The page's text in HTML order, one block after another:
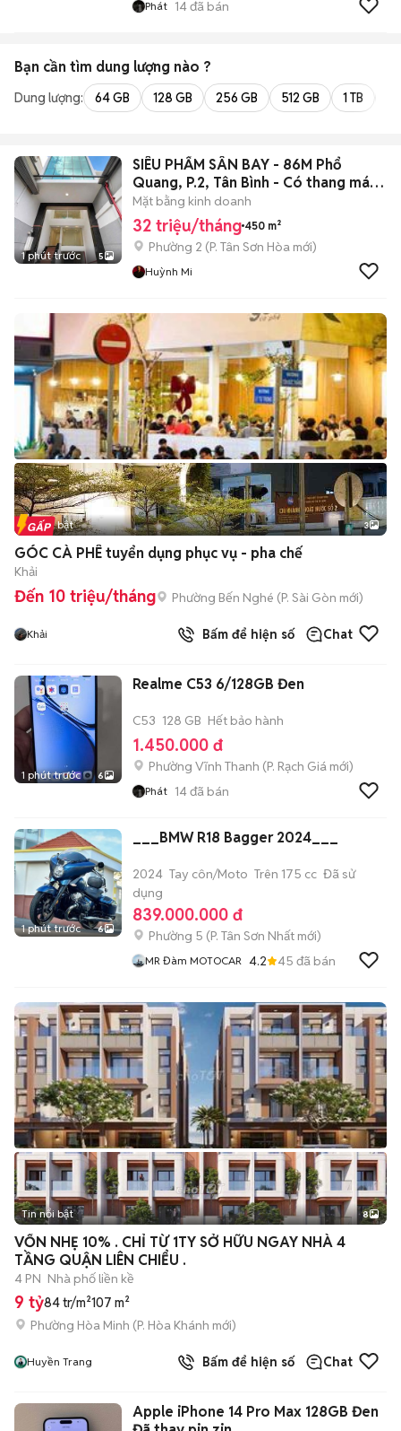
Phát 14đã bán
Bạn cần tìm dung lượng nào ?
Dung lượng: 64 GB 128 GB 256 GB 512 GB 1 TB
1 phút trước 5
SIÊU PHẨM SÂN BAY - 86M Phổ
Quang, P.2, Tân Bình - Có thang máy,
PCCC
Mặt bằng kinh doanh
32 triệu/tháng 450 m²
Phường 2 (P. Tân Sơn Hòa mới)
Huỳnh Mi
Tin nổi bật 3
GÓC CÀ PHÊ tuyển dụng phục vụ - pha chế
Khải
Đến 10 triệu/tháng Phường Bến Nghé (P. Sài Gòn mới)
Khải Bấm để hiện số Chat
1 phút trước 6
Realme C53 6/128GB Đen
C53 128 GB Hết bảo hành
1.450.000 đ
Phường Vĩnh Thanh (P. Rạch Giá mới)
Phát 14đã bán
1 phút trước 6
___BMW R18 Bagger 2024___
2024 Tay côn/Moto Trên 175 cc Đã sử
dụng
839.000.000 đ
Phường 5 (P. Tân Sơn Nhất mới)
MR Đàm MOTOCAR 4.2 45 đã bán
+2
Tin nổi bật 8
VỐN NHẸ 10% . CHỈ TỪ 1TY SỞ HỮU NGAY NHÀ 4
TẦNG QUẬN LIÊN CHIỂU .
4 PN Nhà phố liền kề
9 tỷ84 tr/m²107 m²
Phường Hòa Minh (P. Hòa Khánh mới)
Huyền Trang Bấm để hiện số Chat
Apple iPhone 14 Pro Max 128GB Đen